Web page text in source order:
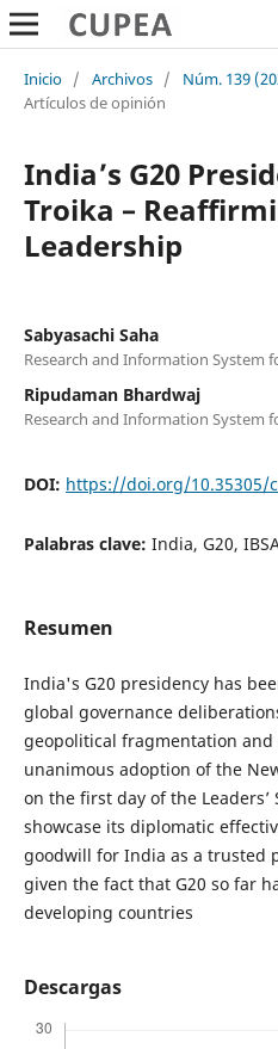
Inicio / Archivos / Núm. 139
Artículos de opinión
India’s G20
Troika –
Leadership
Sabyasachi Saha
Research and Information System
Ripudaman Bhardwaj
Research and Information System
DOI: https://doi.org/10.35305/
Palabras clave: India, G20,
Resumen
India's G20 presidency has
global governance
geopolitical fragmentation
unanimous adoption of the
on the first day of the
showcase its diplomatic
goodwill for India as a trusted
given the fact that G20 so far
developing countries
Descargas